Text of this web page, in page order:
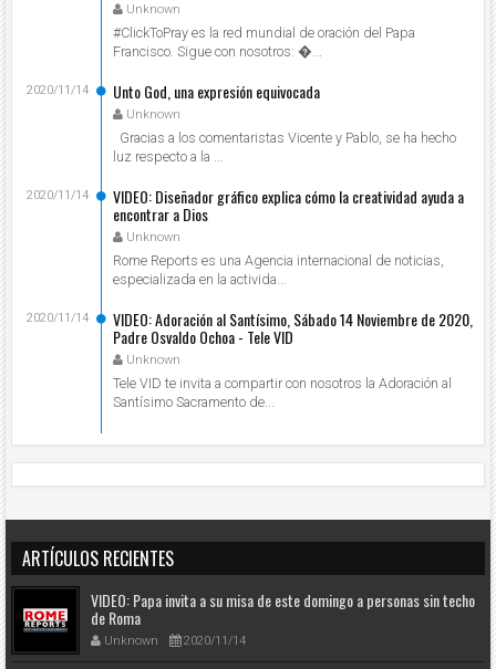
Unknown
#ClickToPray es la red mundial de oración del Papa
Francisco. Sigue con nosotros: ...
Unto God, una expresión equivocada
Unknown
2020/11/14
Gracias a los comentaristas Vicente y Pablo, se ha hecho
luz respecto a la ...
VIDEO: Diseñador gráfico explica cómo la creatividad ayuda a
encontrar a Dios
Unknown
2020/11/14
Rome Reports es una Agencia internacional de noticias,
especializada en la activida...
VIDEO: Adoración al Santísimo, Sábado 14 Noviembre de 2020,
Padre Osvaldo Ochoa - Tele VID
Unknown
2020/11/14
Tele VID te invita a compartir con nosotros la Adoración al
Santísimo Sacramento de...
ARTÍCULOS RECIENTES
VIDEO: Papa invita a su misa de este domingo a personas sin techo
de Roma
Unknown 2020/11/14